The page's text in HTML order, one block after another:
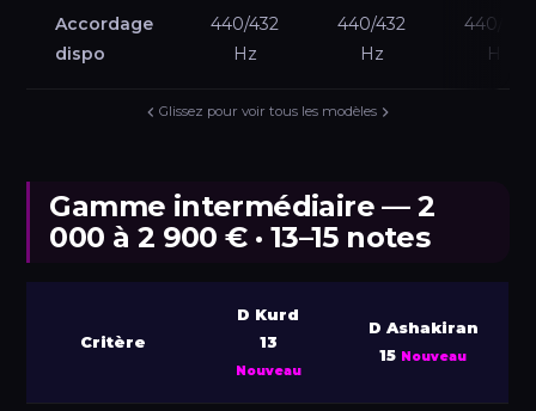
Accordage
dispo
440/432
Hz
440/432
Hz
440/432
Hz
Glissez pour voir tous les modèles
Gamme intermédiaire — 2
000 à 2 900 € · 13–15 notes
Critère
D Kurd
13
Nouveau
D Ashakiran
15 Nouveau